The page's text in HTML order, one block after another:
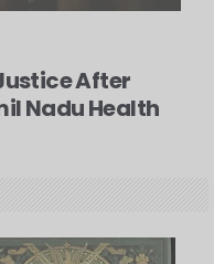
After
Nadu Health